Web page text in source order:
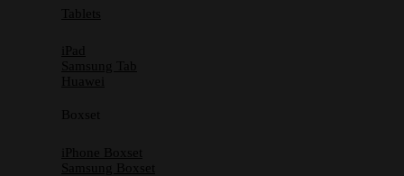
Tablets
iPad
Samsung Tab
Huawei
Boxset
iPhone Boxset
Samsung Boxset